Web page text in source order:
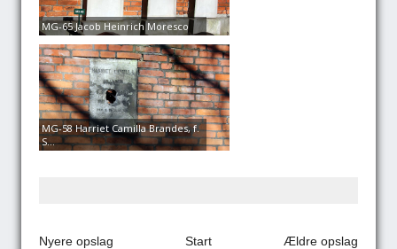
MG-65 Jacob Heinrich Moresco
MG-58 Harriet Camilla Brandes, f.
S...
Nyere opslag Ældre opslag
Start